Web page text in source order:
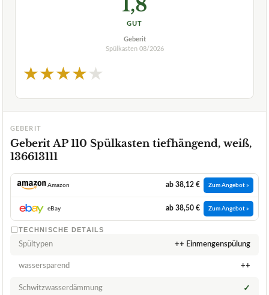
GUT
Geberit
Spülkasten 08/2026
★★★★★
GEBERIT
Geberit AP 110 Spülkasten tiefhängend, weiß,
136613111
Amazon ab 38,12 € Zum Angebot »
eBay ab 38,50 € Zum Angebot »
TECHNISCHE DETAILS
Spültypen ++ Einmengenspülung
wassersparend ++
Schwitzwasserdämmung ✓